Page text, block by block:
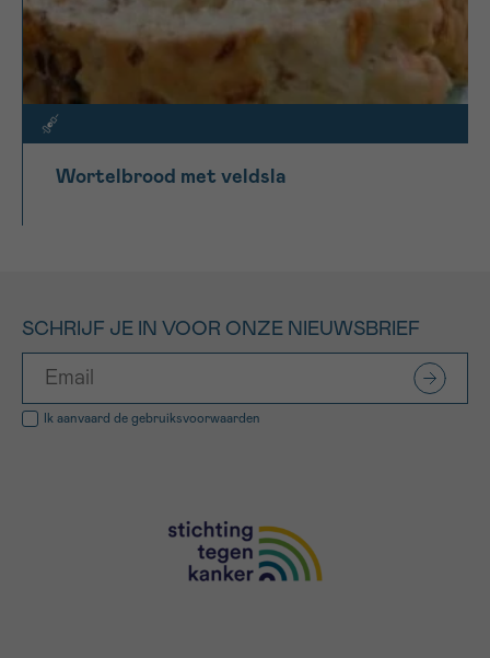
Wortelbrood met veldsla
SCHRIJF JE IN VOOR ONZE NIEUWSBRIEF
Ik aanvaard de gebruiksvoorwaarden